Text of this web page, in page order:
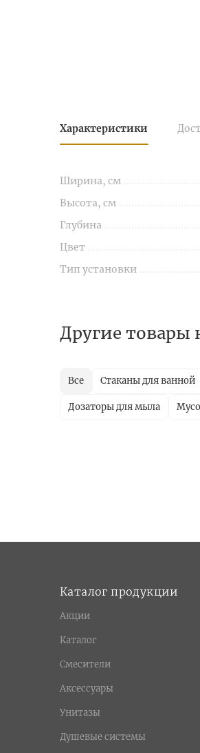
Характеристики
Ширина, см
Высота, см
Глубина
Цвет
Тип установки
Другие товары
Все Стаканы для ванной
Дозаторы для мыла
Каталог продукции
Акции
Каталог
Смесители
Аксессуары
Унитазы
Душевые системы